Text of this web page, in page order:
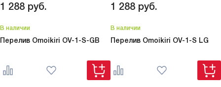
1 288 руб.
В наличии
Перелив Omoikiri OV-1-S-GB
1 288 руб.
В наличии
Перелив Omoikiri OV-1-S LG